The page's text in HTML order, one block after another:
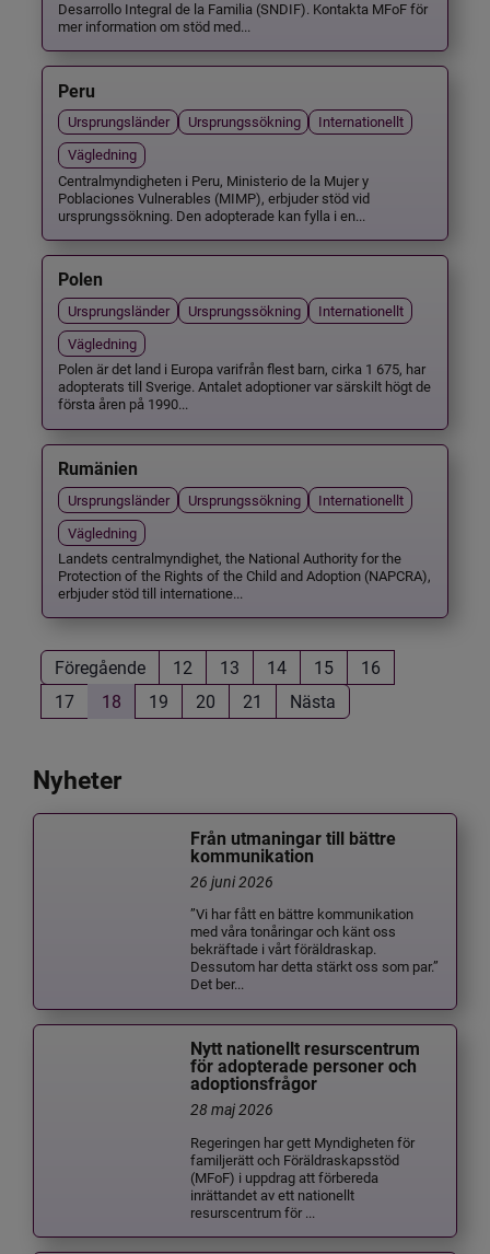
Desarrollo Integral de la Familia (SNDIF). Kontakta MFoF för
mer information om stöd med...
Peru
Ursprungsländer Ursprungssökning
Internationellt
Vägledning
Centralmyndigheten i Peru, Ministerio de la Mujer y
Poblaciones Vulnerables (MIMP), erbjuder stöd vid
ursprungssökning. Den adopterade kan fylla i en...
Polen
Ursprungsländer Ursprungssökning
Internationellt
Vägledning
Polen är det land i Europa varifrån flest barn, cirka 1 675, har
adopterats till Sverige. Antalet adoptioner var särskilt högt de
första åren på 1990...
Rumänien
Ursprungsländer Ursprungssökning
Internationellt
Vägledning
Landets centralmyndighet, the National Authority for the
Protection of the Rights of the Child and Adoption (NAPCRA),
erbjuder stöd till internatione...
Föregående 12 13 14 15
16
17
18 19 20 21 Nästa
Nyheter
Från utmaningar till bättre
kommunikation
26 juni 2026
”Vi har fått en bättre kommunikation
med våra tonåringar och känt oss
bekräftade i vårt föräldraskap.
Dessutom har detta stärkt oss som par.”
Det ber...
Nytt nationellt resurscentrum
för adopterade personer och
adoptionsfrågor
28 maj 2026
Regeringen har gett Myndigheten för
familjerätt och Föräldraskapsstöd
(MFoF) i uppdrag att förbereda
inrättandet av ett nationellt
resurscentrum för ...